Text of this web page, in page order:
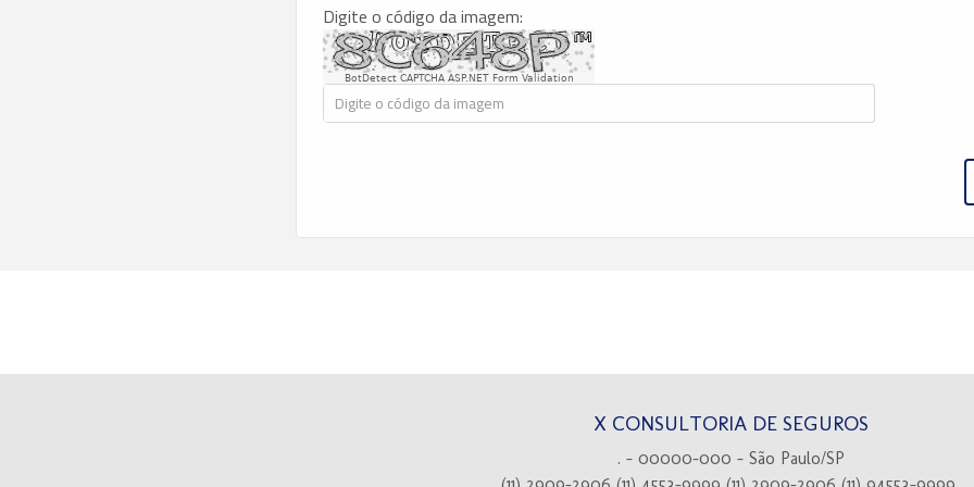
Digite o código da imagem:
BotDetect CAPTCHA ASP.NET Form Validation
X CONSULTORIA DE SEGUROS
. - 00000-000 - São Paulo/SP